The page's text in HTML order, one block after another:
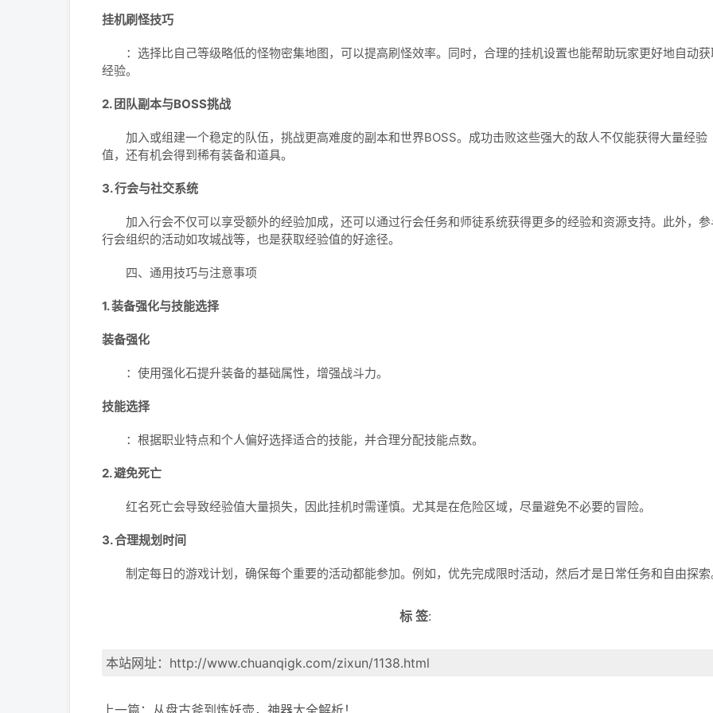
挂机刷怪技巧
：选择比自己等级略低的怪物密集地图，可以提高刷怪效率。同时，合理的挂机设置也能帮助玩家更好地自动获
经验。
2. 团队副本与BOSS挑战
加入或组建一个稳定的队伍，挑战更高难度的副本和世界BOSS。成功击败这些强大的敌人不仅能获得大量经验
值，还有机会得到稀有装备和道具。
3. 行会与社交系统
加入行会不仅可以享受额外的经验加成，还可以通过行会任务和师徒系统获得更多的经验和资源支持。此外，参
行会组织的活动如攻城战等，也是获取经验值的好途径。
四、通用技巧与注意事项
1. 装备强化与技能选择
装备强化
：使用强化石提升装备的基础属性，增强战斗力。
技能选择
：根据职业特点和个人偏好选择适合的技能，并合理分配技能点数。
2. 避免死亡
红名死亡会导致经验值大量损失，因此挂机时需谨慎。尤其是在危险区域，尽量避免不必要的冒险。
3. 合理规划时间
制定每日的游戏计划，确保每个重要的活动都能参加。例如，优先完成限时活动，然后才是日常任务和自由探索
标 签:
本站网址： http://www.chuanqigk.com/zixun/1138.html
上一篇： 从盘古斧到炼妖壶，神器大全解析！